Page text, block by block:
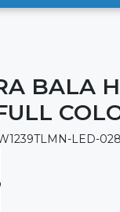
BALA
LED-